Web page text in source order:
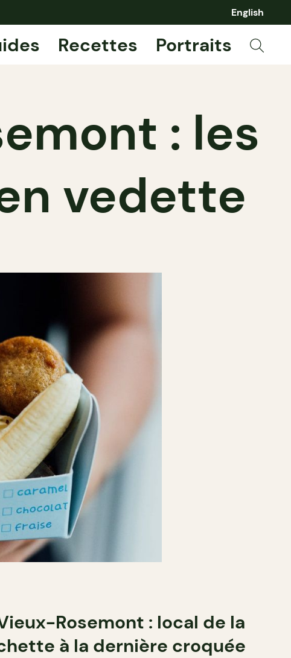
English
Recettes Portraits
: les
vedette
Rosemont : local de la
à la dernière croquée